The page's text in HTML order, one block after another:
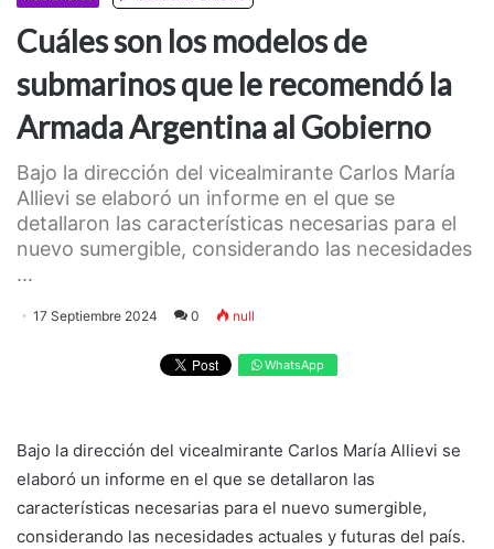
Cuáles son los modelos de
submarinos que le recomendó la
Armada Argentina al Gobierno
Bajo la dirección del vicealmirante Carlos María
Allievi se elaboró un informe en el que se
detallaron las características necesarias para el
nuevo sumergible, considerando las necesidades
...
17 Septiembre 2024 0 null
WhatsApp
Bajo la dirección del vicealmirante Carlos María Allievi se
elaboró un informe en el que se detallaron las
características necesarias para el nuevo sumergible,
considerando las necesidades actuales y futuras del país.